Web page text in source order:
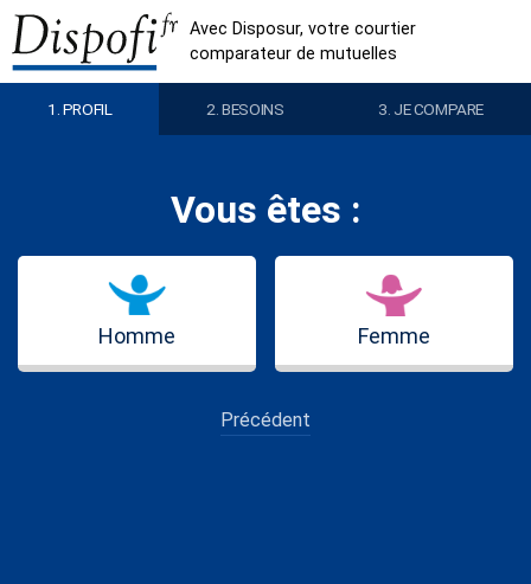
Avec Disposur, votre courtier
comparateur de mutuelles
1. PROFIL 2.BESOINS 3. JE COMPARE
Vous êtes :
Homme Femme
Précédent